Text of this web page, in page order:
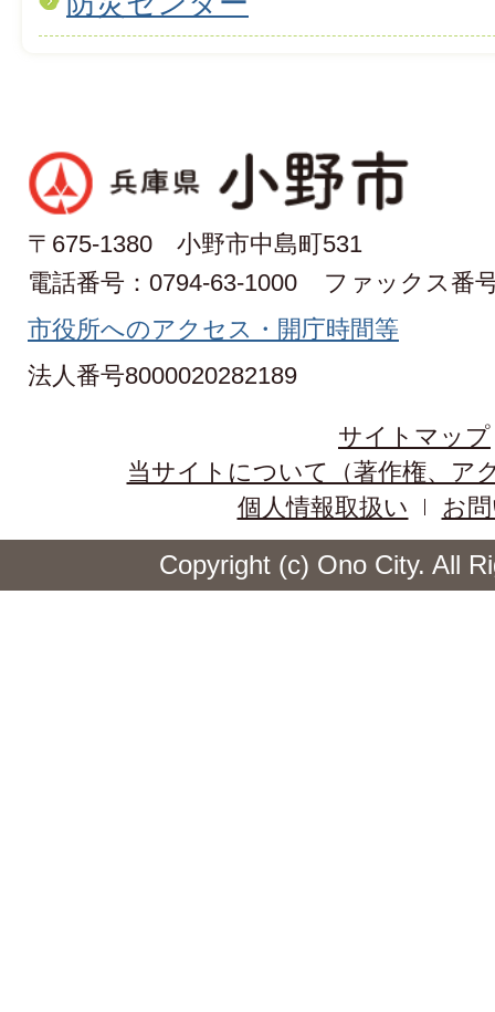
〒675-1380 小野市中島町531
電話番号：0794-63-1000
ファックス番
市役所へのアクセス・開庁時間等
法人番号8000020282189
サイトマップ
当サイトについて（著作権、ア
個人情報取扱い
お
Copyright (c) Ono City. All